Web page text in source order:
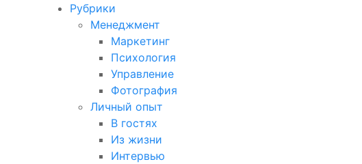
Рубрики
Менеджмент
Маркетинг
Психология
Управление
Фотография
Личный опыт
В гостях
Из жизни
Интервью